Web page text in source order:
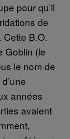
pour qu’il
de
Cette B.O.
Goblin (le
le nom de
années
avaient